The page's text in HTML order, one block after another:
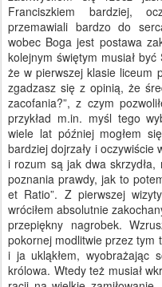
Franciszkiem bardziej,
przemawiali bardzo do
wobec Boga jest postawa
kolejnym świętym musiał
że w pierwszej klasie liceum
zgadzasz się z opinią, że
zacofania?”, z czym
przykład m.in. myśl tego
wiele lat później mogłem
bardziej dojrzały i oczywiście
i rozum są jak dwa
poznania prawdy, jak to
et Ratio”. Z pierwszej
wróciłem absolutnie
przepiękny nagrobek.
pokornej modlitwie przez tym
i ja ukląkłem, wyobrażając
królowa. Wtedy też musiał